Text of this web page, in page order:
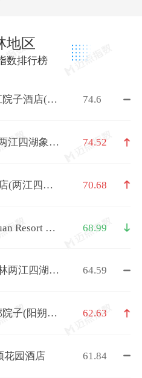
地区
数排行榜
院子酒店(桂
74.6
江四湖象山
74.52
(两江四湖
70.68
Resort 观
68.99
两江四湖象
64.59
院子(阳朔十
62.63
花园酒店 61.84